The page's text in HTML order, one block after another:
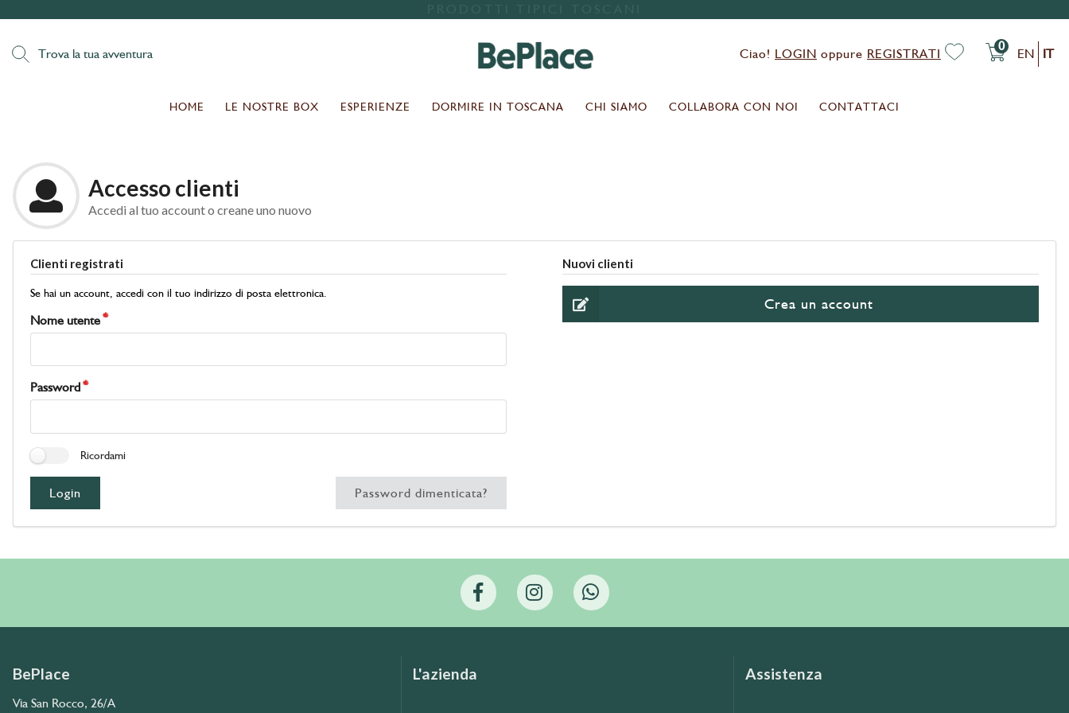
Trova la tua avventura Ciao! LOGIN oppure REGISTRATI
0
EN IT
HOME LE NOSTRE BOX ESPERIENZE DORMIRE IN TOSCANA CHI SIAMO COLLABORA CON NOI CONTATTACI
Ricerca
Accesso clienti
Accedi al tuo account o creane uno nuovo
Clienti registrati
Se hai un account, accedi con il tuo indirizzo di posta elettronica.
Nome utente
Password
Ricordami
Login Password dimenticata?
Nuovi clienti
Crea un account
BePlace
Via San Rocco, 26/A
L'azienda Assistenza